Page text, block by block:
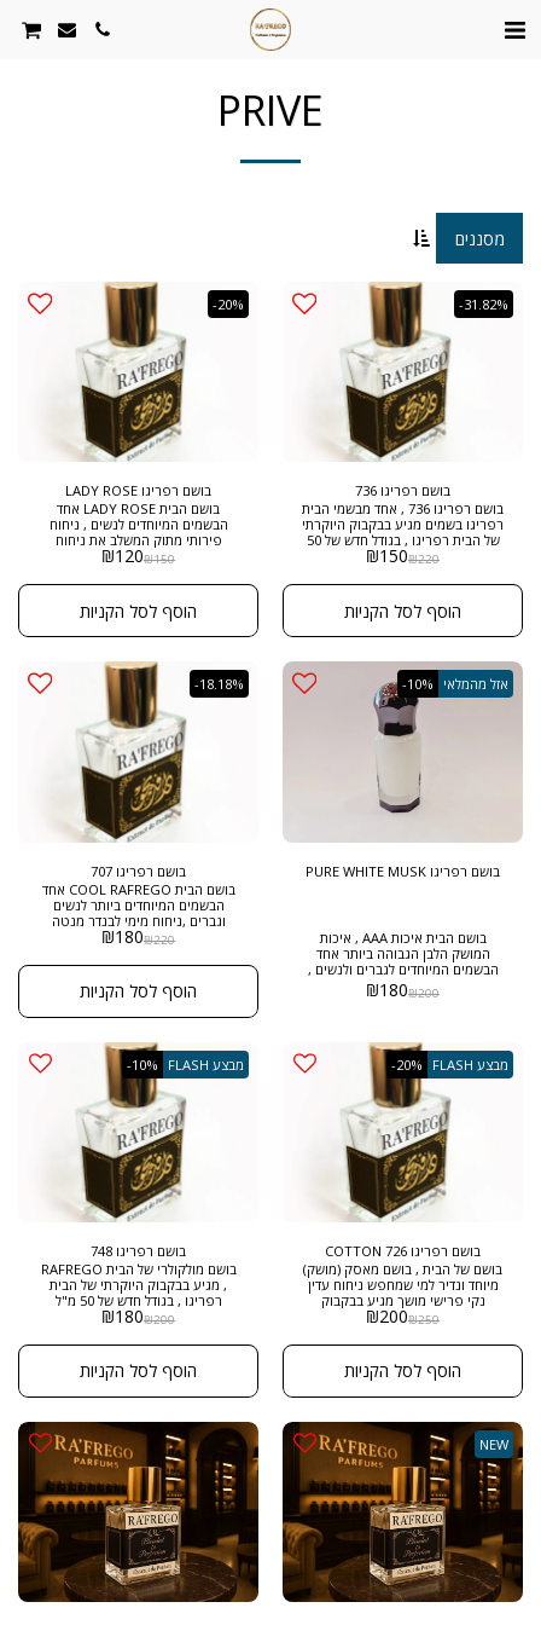
PRIVE
מסננים
-31.82%
בושם רפריגו 736
בושם רפריגו 736 , אחד מבשמי הבית
רפריגו בשמים מגיע בבקבוק היוקרתי
של הבית רפריגו , בגודל חדש של 50
מ"ל ובריכוז EXTRACT DE PARFUM
המסק והפודרה , אחד הבשמים
האופנתיים ביותר לנשים ,
₪220
₪150
הוסף לסל הקניות
-20%
בושם רפריגו LADY ROSE
בושם הבית LADY ROSE אחד
הבשמים המיוחדים לנשים , ניחוח
פירותי מתוק המשלב את ניחוח
הורדים ואת הפרחים הלבנים בנגיעות
₪150
₪120
הוסף לסל הקניות
אזל מהמלאי -10%
בושם רפריגו PURE WHITE MUSK
בושם הבית איכות AAA , איכות
המושק הלבן הגבוהה ביותר אחד
הבשמים המיוחדים לגברים ולנשים ,
ניחוח מושקי טהור מדהים מתקתק
רענן פרחוני מדהים
₪200
₪180
-18.18%
בושם רפריגו 707
בושם הבית COOL RAFREGO אחד
הבשמים המיוחדים ביותר לנשים
וגברים ,ניחוח מימי לבנדר מנטה
ותווים ירוקי בושם רענן
₪220
₪180
הוסף לסל הקניות
מבצע FLASH -20%
בושם רפריגו 726 COTTON
בושם של הבית , בושם מאסק (מושק)
מיוחד ונדיר למי שמחפש ניחוח עדין
נקי פרישי מושך מגיע בבקבוק
היוקרתי של הבית רפריגו , בגודל
DE PARFUM אחד הבשמים
המיוחדים ביותר לנשים וגברים, ניחוח
הבשמים המכילים מסק ברמה מאוד
₪250
₪200
הוסף לסל הקניות
מבצע FLASH -10%
בושם רפריגו 748
בושם מולקולרי של הבית RAFREGO
, מגיע בבקבוק היוקרתי של הבית
רפריגו , בגודל חדש של 50 מ"ל
וגברים, לאוהבי בשמים מולקולריים
₪200
₪180
הוסף לסל הקניות
NEW